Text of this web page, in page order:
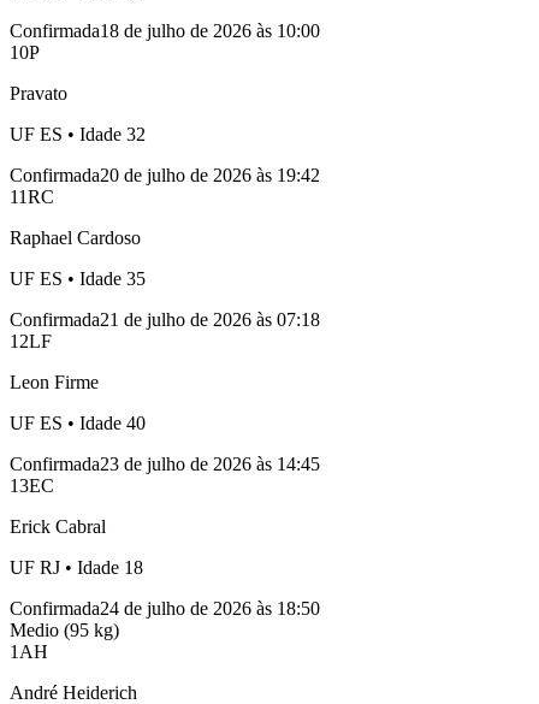
Confirmada18 de julho de 2026 às 10:00
10P
Pravato
UF ES • Idade 32
Confirmada20 de julho de 2026 às 19:42
11RC
Raphael Cardoso
UF ES • Idade 35
Confirmada21 de julho de 2026 às 07:18
12LF
Leon Firme
UF ES • Idade 40
Confirmada23 de julho de 2026 às 14:45
13EC
Erick Cabral
UF RJ • Idade 18
Confirmada24 de julho de 2026 às 18:50
Medio (95 kg)
1 AH
André Heiderich